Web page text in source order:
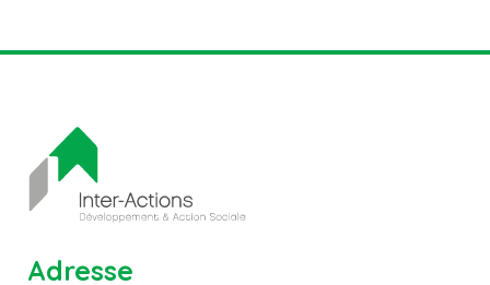
Adresse